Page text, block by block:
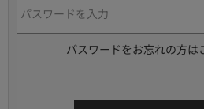
パスワードをお忘れの方は